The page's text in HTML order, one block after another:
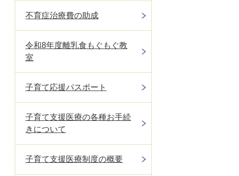
不育症治療費の助成
令和8年度離乳食もぐもぐ教
室
子育て応援パスポート
子育て支援医療の各種お手続
きについて
子育て支援医療制度の概要